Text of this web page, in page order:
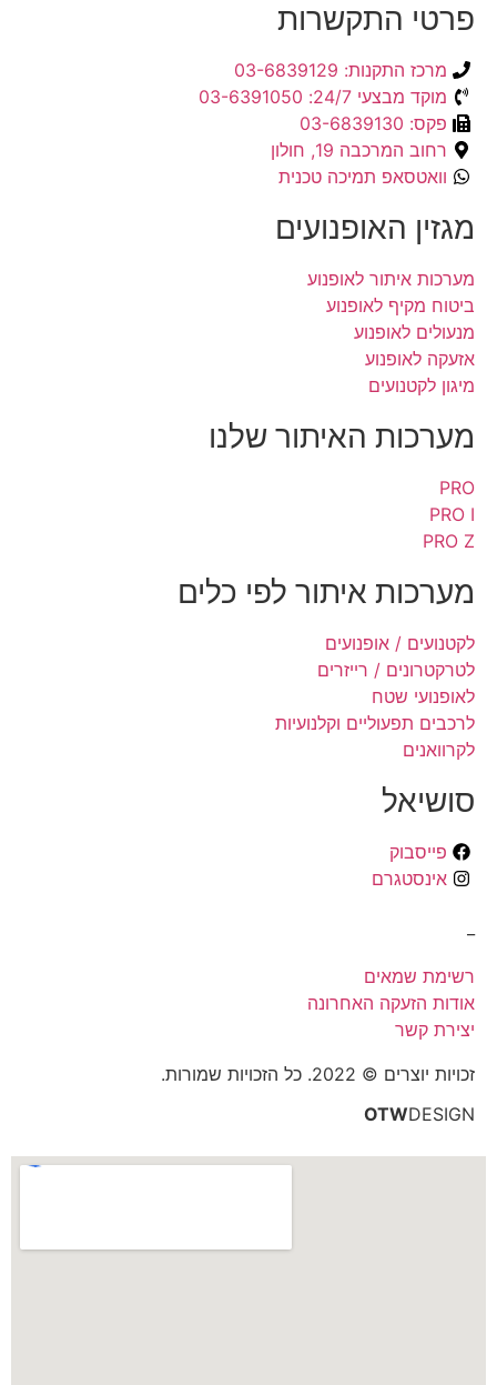
פרטי התקשרות
מרכז התקנות: 03-6839129
מוקד מבצעי 24/7: 03-6391050
פקס: 03-6839130
רחוב המרכבה 19, חולון
וואטסאפ תמיכה טכנית
מגזין האופנועים
מערכות איתור לאופנוע
ביטוח מקיף לאופנוע
מנעולים לאופנוע
אזעקה לאופנוע
מיגון לקטנועים
מערכות האיתור שלנו
PRO
PRO I
PRO Z
מערכות איתור לפי כלים
לקטנועים / אופנועים
לטרקטרונים / רייזרים
לאופנועי שטח
לרכבים תפעוליים וקלנועיות
לקרוואנים
סושיאל
פייסבוק
אינסטגרם
רשימת שמאים
אודות הזעקה האחרונה
יצירת קשר
זכויות יוצרים © 2022. כל הזכויות שמורות.
OTWDESIGN